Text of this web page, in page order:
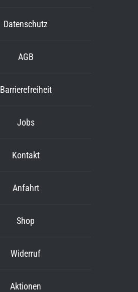
Datenschutz
AGB
Barrierefreiheit
Jobs
Kontakt
Anfahrt
Shop
Widerruf
Aktionen